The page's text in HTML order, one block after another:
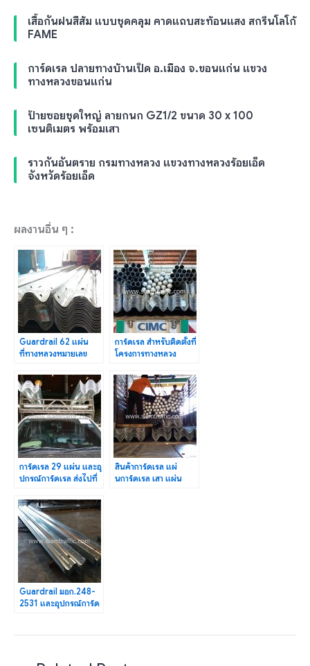
เสื้อกันฝนสีส้ม แบบชุดคลุม คาดแถบสะท้อนแสง สกรีนโลโก้
FAME
การ์ดเรล ปลายทางบ้านเป็ด อ.เมือง จ.ขอนแก่น แขวง
ทางหลวงขอนแก่น
ป้ายซอยชุดใหญ่ ลายกนก GZ1/2 ขนาด 30 x 100
เซนติเมตร พร้อมเสา
ราวกันอันตราย กรมทางหลวง แขวงทางหลวงร้อยเอ็ด
จังหวัดร้อยเอ็ด
ผลงานอื่น ๆ :
Guardrail 62 แผ่น
ที่ทางหลวงหมายเลข
ประกอบ
การ์ดเรล สำหรับติดตั้งที่
โครงการทางหลวง
การ์ดเรล 29 แผ่น และอุ
ปกรณ์การ์ดเรล ส่งไปที่
สินค้าการ์ดเรล แผ่
นการ์ดเรล เสา แผ่น
Guardrail มอก.248-
2531 และอุปกรณ์การ์ด